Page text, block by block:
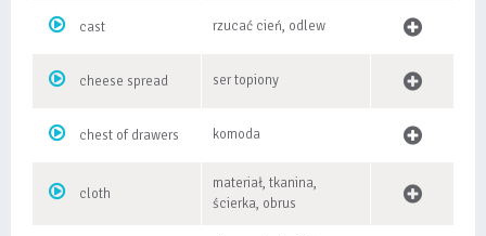
cast rzucać cień, odlew
cheese spread ser topiony
chest of drawers komoda
cloth
materiał, tkanina,
ścierka, obrus